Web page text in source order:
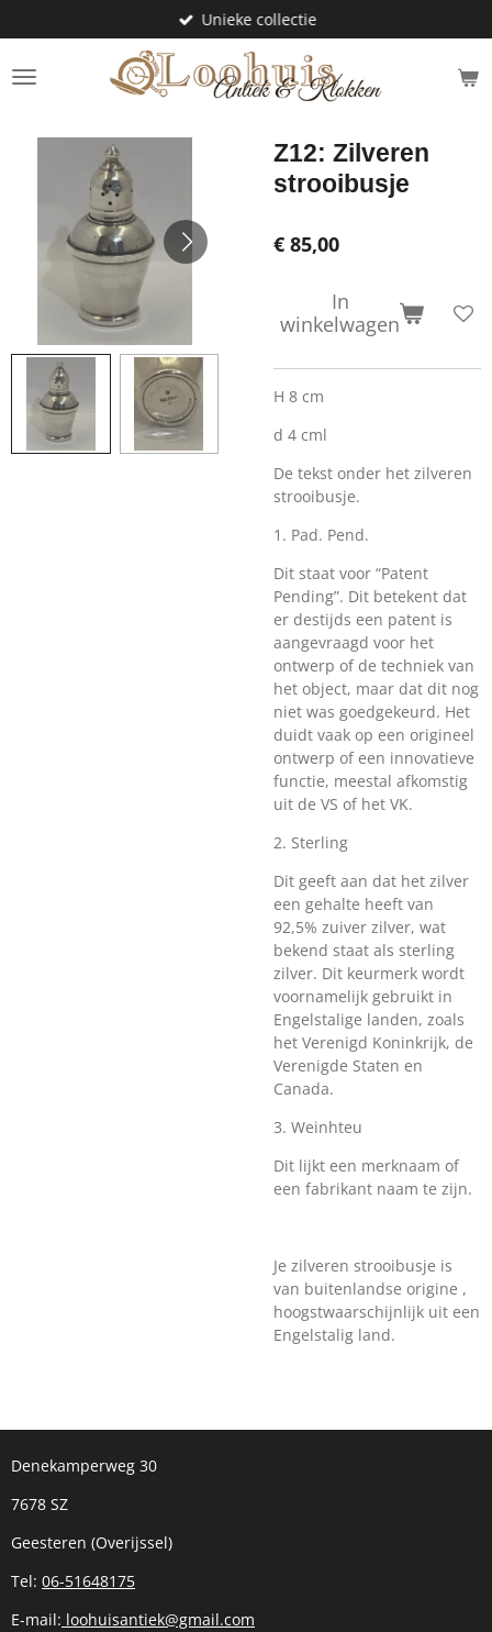
direct
naar
de
Unieke collectie
Z12: Zilveren
strooibusje
€ 85,00
In
winkelwagen
H 8 cm
d 4 cml
De tekst onder het zilveren
strooibusje.
1. Pad. Pend.
Dit staat voor “Patent
Pending”. Dit betekent dat
er destijds een patent is
aangevraagd voor het
ontwerp of de techniek van
het object, maar dat dit nog
niet was goedgekeurd. Het
duidt vaak op een origineel
ontwerp of een innovatieve
functie, meestal afkomstig
uit de VS of het VK.
2. Sterling
Dit geeft aan dat het zilver
een gehalte heeft van
92,5% zuiver zilver, wat
bekend staat als sterling
zilver. Dit keurmerk wordt
voornamelijk gebruikt in
Engelstalige landen, zoals
het Verenigd Koninkrijk, de
Verenigde Staten en
Canada.
3. Weinhteu
Dit lijkt een merknaam of
een fabrikant naam te zijn.
Je zilveren strooibusje is
van buitenlandse origine ,
hoogstwaarschijnlijk uit een
Engelstalig land.
Denekamperweg 30
7678 SZ
Geesteren (Overijssel)
Tel: 06-51648175
E-mail: loohuisantiek@gmail.com